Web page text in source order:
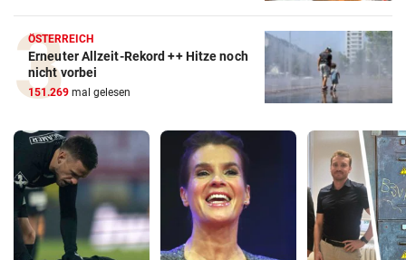
ÖSTERREICH
Erneuter Allzeit-Rekord ++ Hitze noch
nicht vorbei
151.269 mal gelesen